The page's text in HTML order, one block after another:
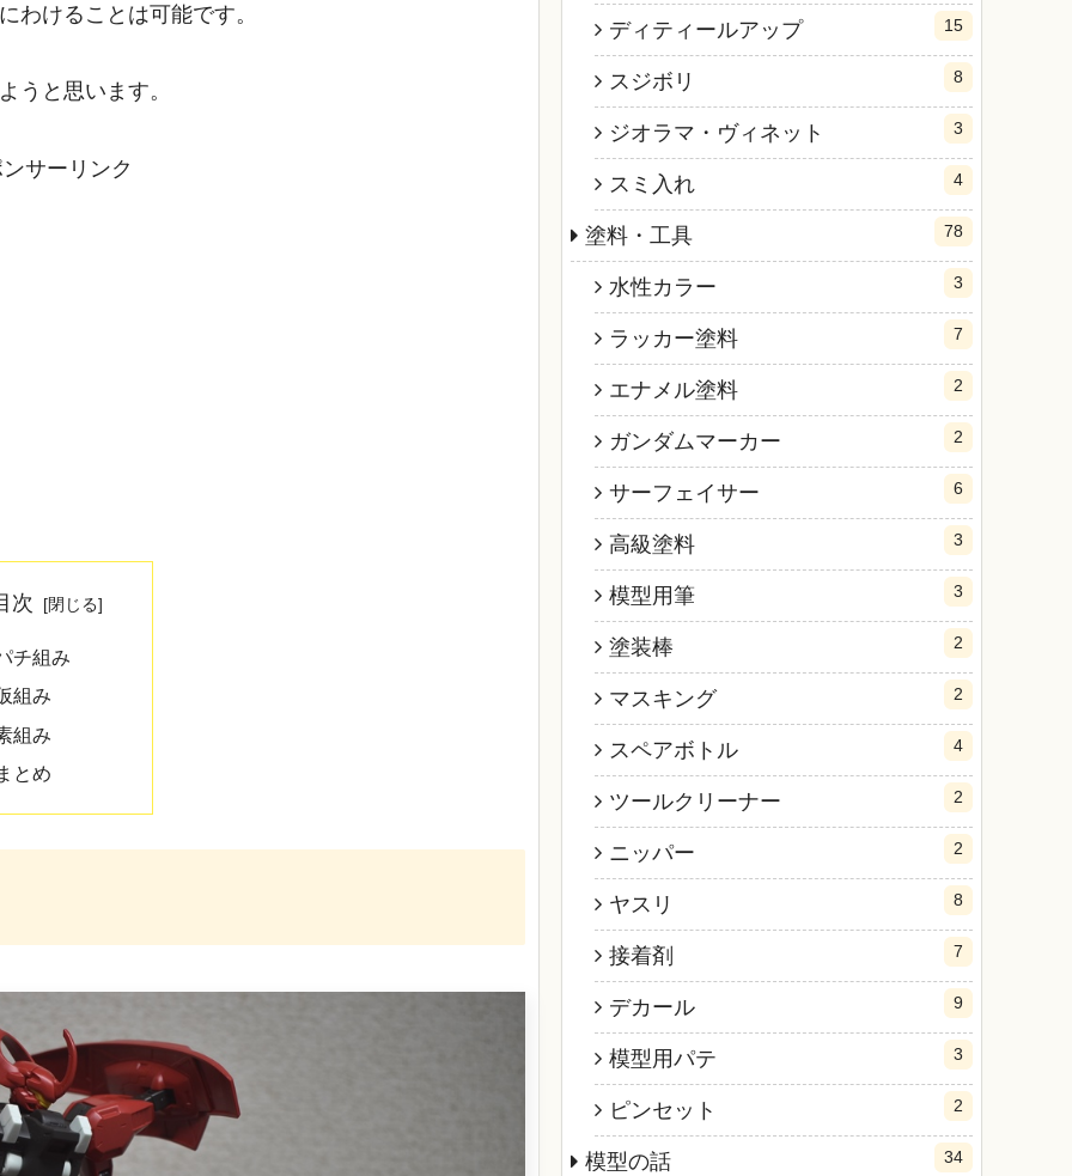
わけることは可能です。
うと思います。
サーリンク
次
チ組み
組み
組み
とめ
ディティールアップ 15
スジボリ 8
ジオラマ・ヴィネット 3
スミ入れ 4
塗料・工具 78
水性カラー 3
ラッカー塗料 7
エナメル塗料 2
ガンダムマーカー 2
サーフェイサー 6
高級塗料 3
模型用筆 3
塗装棒 2
マスキング 2
スペアボトル 4
ツールクリーナー 2
ニッパー 2
ヤスリ 8
接着剤 7
デカール 9
模型用パテ 3
ピンセット 2
模型の話 34